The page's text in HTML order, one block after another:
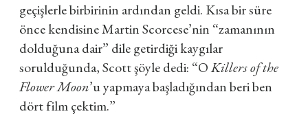
geçişlerle birbirinin ardından geldi. Kısa bir süre
önce kendisine Martin Scorcese’nin “zamanının
dolduğuna dair” dile getirdiği kaygılar
sorulduğunda, Scott şöyle dedi: “OKillers of the
Flower Moon’u yapmaya başladığından beri ben
dört film çektim.”